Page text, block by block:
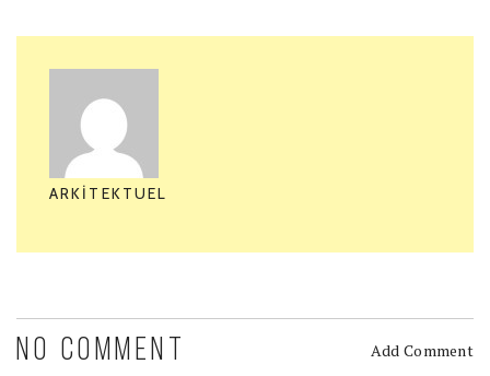
ARKITEKTUEL
NO COMMENT Add Comment